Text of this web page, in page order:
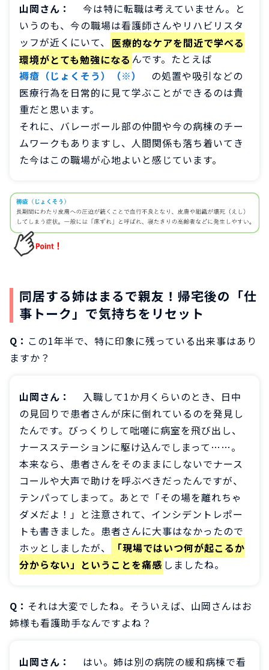
山岡さん：
今は特に転職は考えていません。と
いうのも、今の職場は看護師さんやリハビリスタ
ッフが近くにいて、 医療的なケアを間近で学べる
環境がとても勉強になる んです。たとえば
褥瘡（じょくそう）（※）
の処置や吸引などの
医療行為を日常的に見て学ぶことができるのは貴
重だと思います。
それに、バレーボール部の仲間や今の病棟のチー
ムワークもありますし、人間関係も落ち着いてき
た今はこの職場が心地よいと感じています。
同居する姉はまるで親友！帰宅後の「仕
事トーク」で気持ちをリセット
Q： この1年半で、特に印象に残っている出来事はあり
ますか？
山岡さん：
入職して1か月くらいのとき、日中
の見回りで患者さんが床に倒れているのを発見し
たんです。びっくりして咄嗟に病室を飛び出し、
ナースステーションに駆け込んでしまって……。
本来なら、患者さんをそのままにしないでナース
コールや大声で助けを呼ぶべきだったんですが、
テンパってしまって。あとで「その場を離れちゃ
ダメだよ！」と注意されて、インシデントレポー
トも書きました。患者さんに大事はなかったので
ホッとしましたが、
「現場ではいつ何が起こるか
分からない」ということを痛感 しましたね。
Q： それは大変でしたね。そういえば、山岡さんはお
姉様も看護助手なんですよね？
山岡さん：
はい。姉は別の病院の緩和病棟で看